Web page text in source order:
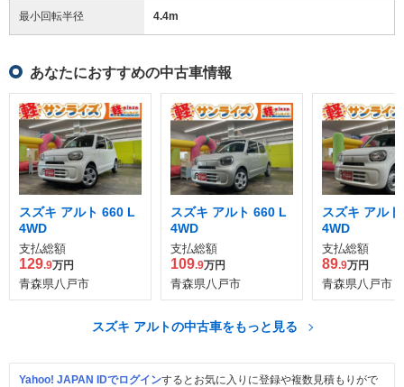
最小回転半径 4.4m
あなたにおすすめの中古車情報
スズキ アルト 660 L
4WD
支払総額
129.9万円
青森県八戸市
スズキ アルト 660 L
4WD
支払総額
109.9万円
青森県八戸市
スズキ アル
4WD
支払総額
89.9万円
青森県八戸市
スズキ アルトの中古車をもっと見る
Yahoo! JAPAN IDでログインするとお気に入りに登録や複数見積もりがで